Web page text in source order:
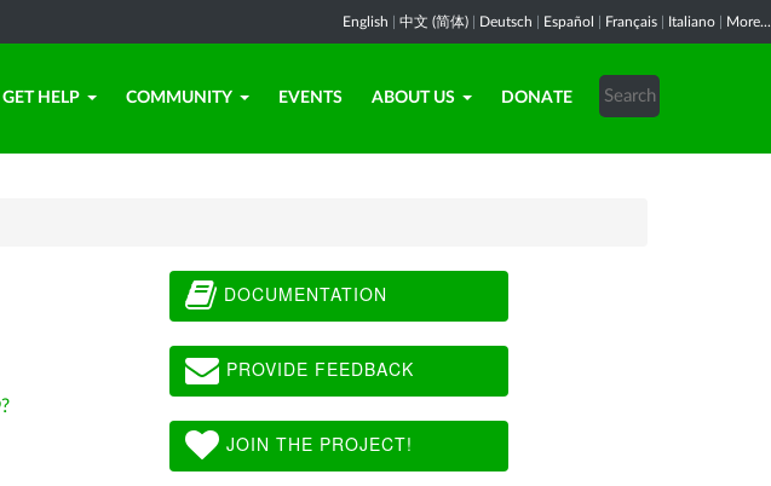
English 中文 (简体) Deutsch Español Français Italiano More...
GET HELP COMMUNITY EVENTS ABOUT US DONATE
להחליף?
DOCUMENTATION
PROVIDE FEEDBACK
JOIN THE PROJECT!